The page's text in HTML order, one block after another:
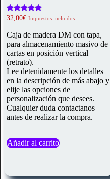
Valorado
5.00
de 5
32,00€ Impuestos incluidos
Caja de madera DM con tapa,
para almacenamiento masivo de
cartas en posición vertical
(retrato).
Lee detenidamente los detalles
en la descripción de más abajo y
elije las opciones de
personalización que desees.
Cualquier duda contactanos
antes de realizar la compra.
Añadir al carrito